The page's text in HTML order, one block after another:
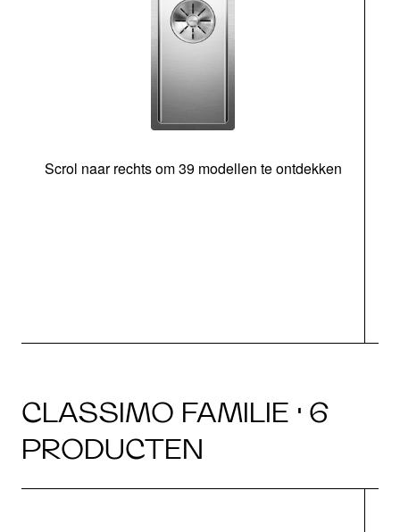
Scrol naar rechts om 39 modellen te ontdekken
CLASSIMO FAMILIE · 6
PRODUCTEN